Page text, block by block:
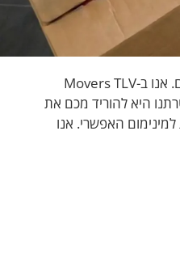
הובלות לעסקים הן תחום הדורש תכנון קפדני, עמידה בלוחות זמנים והבנה עמוקה של צרכים מסחריים. אנו ב-Movers TLV
היא להוריד מכם את
האפשרי. אנו